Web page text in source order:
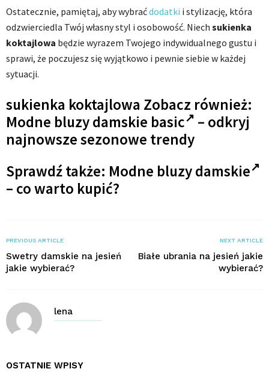
Ostatecznie, pamiętaj, aby wybraćdodatki i stylizację, która
odzwierciedla Twój własny styl i osobowość. Niech sukienka
koktajlowa będzie wyrazem Twojego indywidualnego gustu i
sprawi, że poczujesz się wyjątkowo i pewnie siebie w każdej
sytuacji.
sukienka koktajlowa Zobacz również:
Modne bluzy damskie basic
– odkryj
najnowsze sezonowe trendy
Sprawdź także: Modne bluzy damskie
– co warto kupić?
PREVIOUS ARTICLE
Swetry damskie na jesień
jakie wybierać?
NEXT ARTICLE
Białe ubrania na jesień jakie
wybierać?
lena
OSTATNIE WPISY